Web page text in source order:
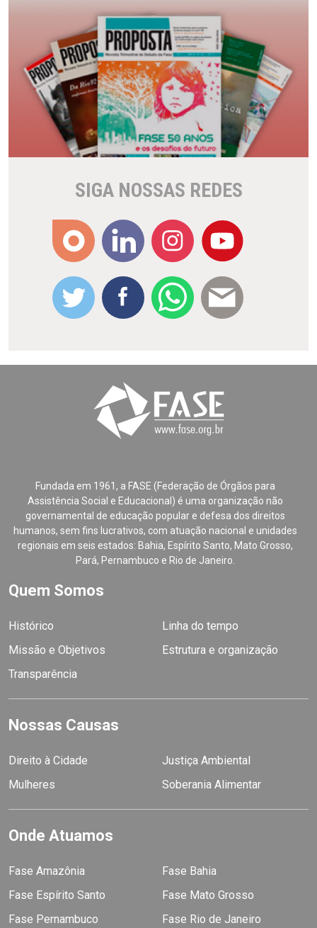
SIGA NOSSAS REDES
Fundada em 1961, a FASE (Federação de Órgãos para
Assistência Social e Educacional) é uma organização não
governamental de educação popular e defesa dos direitos
humanos, sem fins lucrativos, com atuação nacional e unidades
regionais em seis estados: Bahia, Espírito Santo, Mato Grosso,
Pará, Pernambuco e Rio de Janeiro.
Quem Somos
Histórico
Linha do tempo
Missão e Objetivos
Estrutura e organização
Transparência
Nossas Causas
Direito à Cidade
Justiça Ambiental
Mulheres
Soberania Alimentar
Onde Atuamos
Fase Amazônia
Fase Bahia
Fase Espírito Santo
Fase Mato Grosso
Fase Pernambuco
Fase Rio de Janeiro